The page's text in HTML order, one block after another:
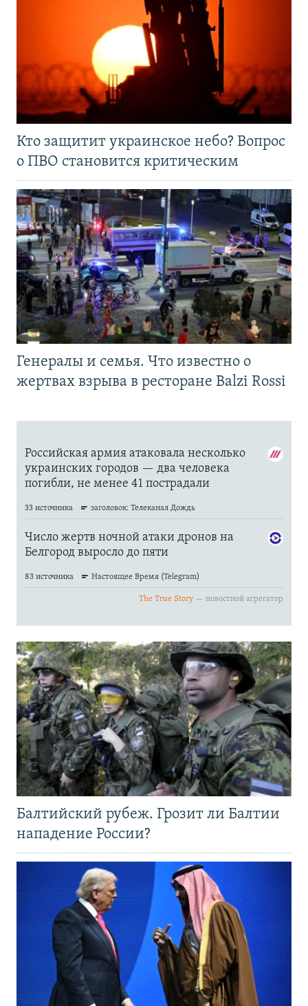
Кто защитит украинское небо? Вопрос
о ПВО становится критическим
Генералы и семья. Что известно о
жертвах взрыва в ресторане Balzi Rossi
Балтийский рубеж. Грозит ли Балтии
нападение России?